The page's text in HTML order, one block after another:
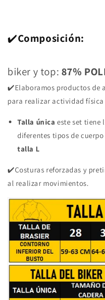
✔️Composición:
biker y top: 87%
✔️Elaboramos productos de
para realizar actividad física
Talla única este set tiene
diferentes tipos de
talla L
✔️Costuras reforzadas y
al realizar movimientos.